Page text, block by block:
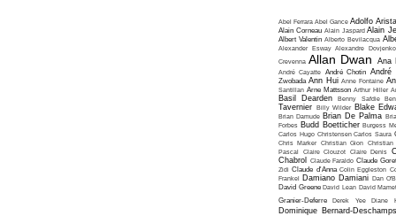
Abel Ferrara Abel Gance Adolfo
Alain Corneau Alain Jaspard Alain
Albert Valentin Alberto Bevilacqua
Alexander Esway Alexandre Dovjenko
Crevenna Allan Dwan Ana
André Cayatte André Chotin André
Zwobada Ann Hui Anne Fontaine
Santillan Arne Mattsson Arthur Hiller
Basil Dearden Benny Safdie
Tavernier Billy Wilder Blake
Brian Damude Brian De Palma
Forbes Budd Boetticher Burgess
Carlos Hugo Christensen Carlos Saura
Chris Marker Christian Gion Christian
Pascal
Claire Clouzot Claire Denis
Chabrol
Claude Faraldo Claude
Zidi Claude d'Anna Colin Eggleston
Frankel Damiano Damiani Dan
David Greene David Lean David
Granier-Deferre
Derek Yee Diane
Dominique Bernard-